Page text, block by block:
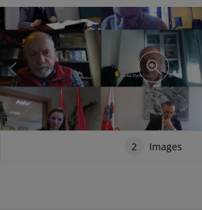
2 Images